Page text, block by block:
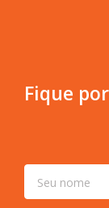
Fique